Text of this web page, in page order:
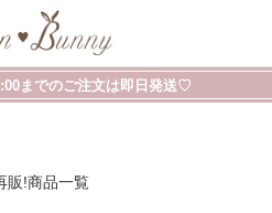
までのご注文は即日発送♡
販!商品一覧